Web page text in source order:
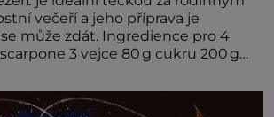
večeří a jeho příprava je
může zdát. Ingredience pro 4
Žloutky vyšlehejte s cukrem do